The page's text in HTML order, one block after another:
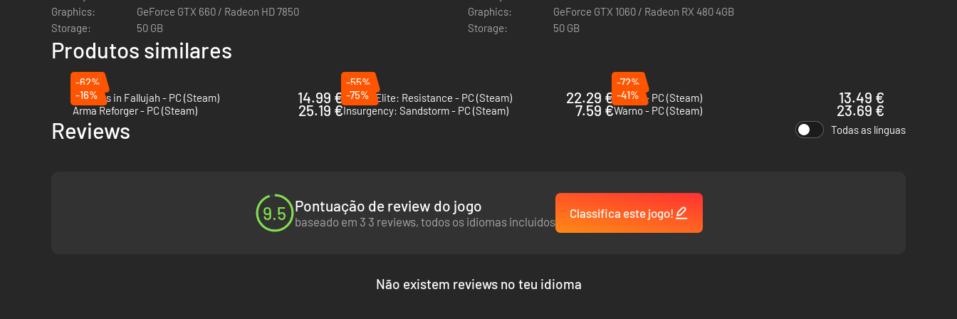
Graphics:
GeForce GTX 660 / Radeon HD 7850
Storage:
50 GB
Graphics:
GeForce GTX 1060 / Radeon RX 480 4GB
Storage:
50 GB
Produtos similares
-62%
Six Days in Fallujah - PC (Steam)
14.99 €
-55%
Sniper Elite: Resistance - PC (Steam)
22.29 €
-72%
Squad - PC (Steam)
13.49 €
-16%
Arma Reforger - PC (Steam)
25.19 €
-75%
Insurgency: Sandstorm - PC (Steam)
7.59 €
-41%
Warno - PC (Steam)
23.69 €
Reviews Todas as línguas
9.5 Pontuação de review do jogo
baseado em 3 3 reviews, todos os idiomas incluídos
Classifica este jogo!
Não existem reviews no teu idioma